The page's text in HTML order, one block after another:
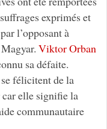
exprimés et
l’opposant à
Viktor Orban
sa défaite.
félicitent de la
elle signifie la
communautaire